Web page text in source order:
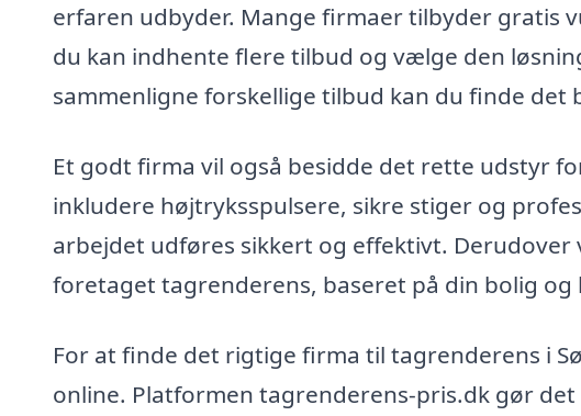
erfaren udbyder. Mange firmaer tilbyder gratis
du kan indhente flere tilbud og vælge den
sammenligne forskellige tilbud kan du finde
Et godt firma vil også besidde det rette udstyr
inkludere højtryksspulsere, sikre stiger og
arbejdet udføres sikkert og effektivt.
foretaget tagrenderens, baseret på din bolig og
For at finde det rigtige firma til tagrenderens i
online. Platformen tagrenderens-pris.dk gør